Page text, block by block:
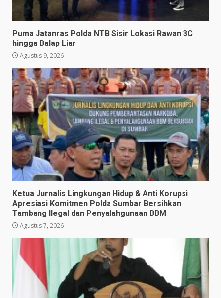
Puma Jatanras Polda NTB Sisir Lokasi Rawan 3C
hingga Balap Liar
Agustus 9, 2026
Ketua Jurnalis Lingkungan Hidup & Anti Korupsi
Apresiasi Komitmen Polda Sumbar Bersihkan
Tambang Ilegal dan Penyalahgunaan BBM
Agustus 7, 2026